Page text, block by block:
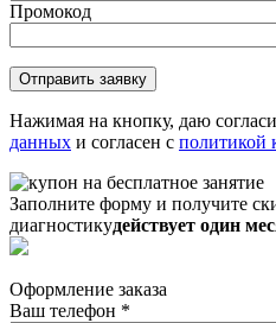
Промокод
Нажимая на кнопку, даю
данных и согласен с политикой
Заполните форму и получите
диагностикудействует один
Оформление заказа
Ваш телефон *